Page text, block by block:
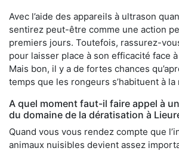
Avec l’aide des appareils à ultrason
sentirez peut-être comme une action
premiers jours. Toutefois, rassurez-
pour laisser place à son efficacité face
Mais bon, il y a de fortes chances
temps que les rongeurs s’habituent à
A quel moment faut-il faire appel à
du domaine de la dératisation à
Quand vous vous rendez compte que
animaux nuisibles devient assez